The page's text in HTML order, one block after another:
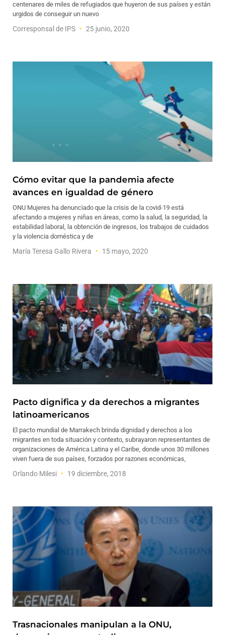
centenares de miles de refugiados que huyeron de sus países y están
urgidos de conseguir un nuevo
Corresponsal de IPS 25 junio, 2020
Cómo evitar que la pandemia afecte
avances en igualdad de género
ONU Mujeres ha denunciado que la crisis de la covid-19 está
afectando a mujeres y niñas en áreas, como la salud, la seguridad, la
estabilidad laboral, la obtención de ingresos, los trabajos de cuidados
y la violencia doméstica y de
María Teresa Gallo Rivera 15 mayo, 2020
Pacto dignifica y da derechos a migrantes
latinoamericanos
El pacto mundial de Marrakech brinda dignidad y derechos a los
migrantes en toda situación y contexto, subrayaron representantes de
organizaciones de América Latina y el Caribe, donde unos 30 millones
viven fuera de sus países, forzados por razones económicas,
Orlando Milesi 19 diciembre, 2018
Trasnacionales manipulan a la ONU,